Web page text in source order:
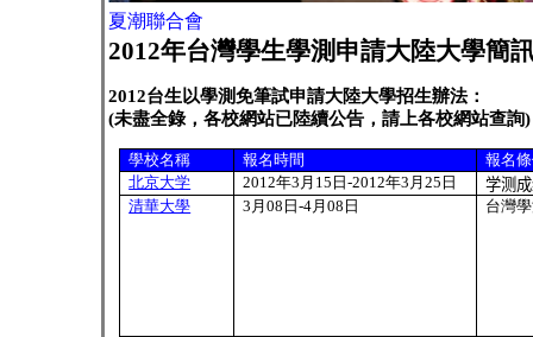
夏潮聯合會
2012年台灣學生學測申請大陸大學簡
2012台生以學測免筆試申請大陸大學招生辦法：
(未盡全錄，各校網站已陸續公告，請上各校網站查詢)
學校名稱 報名時間
報名
北京大学
2012年3 月 15 日-2012年3 月25 日
学测
清華大學
3 月08 日-4月08 日 台灣